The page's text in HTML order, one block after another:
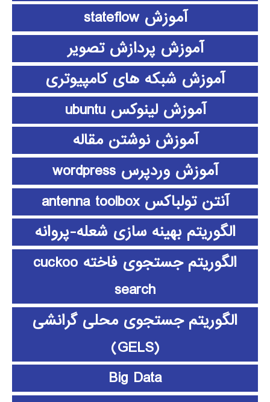
آموزش stateflow
آموزش پردازش تصویر
آموزش شبکه های کامپیوتری
آموزش لینوکس ubuntu
آموزش نوشتن مقاله
آموزش وردپرس wordpress
آنتن تولباکس antenna toolbox
الگوریتم بهینه سازی شعله-پروانه
الگوریتم جستجوی فاخته cuckoo
search
الگوریتم جستجوی محلی گرانشی
(GELS)
Big Data